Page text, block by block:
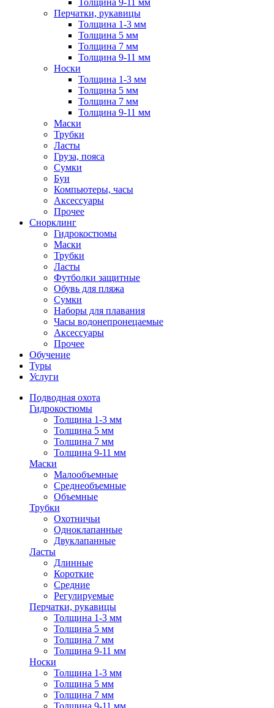
Толщина 9-11 мм
Перчатки, рукавицы
Толщина 1-3 мм
Толщина 5 мм
Толщина 7 мм
Толщина 9-11 мм
Носки
Толщина 1-3 мм
Толщина 5 мм
Толщина 7 мм
Толщина 9-11 мм
Маски
Трубки
Ласты
Груза, пояса
Сумки
Буи
Компьютеры, часы
Аксессуары
Прочее
Снорклинг
Гидрокостюмы
Маски
Трубки
Ласты
Футболки защитные
Обувь для пляжа
Сумки
Наборы для плавания
Часы водонепронецаемые
Аксессуары
Прочее
Обучение
Туры
Услуги
Подводная охота
Гидрокостюмы
Толщина 1-3 мм
Толщина 5 мм
Толщина 7 мм
Толщина 9-11 мм
Маски
Малообъемные
Среднеобъемные
Объемные
Трубки
Охотничьи
Одноклапанные
Двуклапанные
Ласты
Длинные
Короткие
Средние
Регулируемые
Перчатки, рукавицы
Толщина 1-3 мм
Толщина 5 мм
Толщина 7 мм
Толщина 9-11 мм
Носки
Толщина 1-3 мм
Толщина 5 мм
Толщина 7 мм
Толщина 9-11 мм